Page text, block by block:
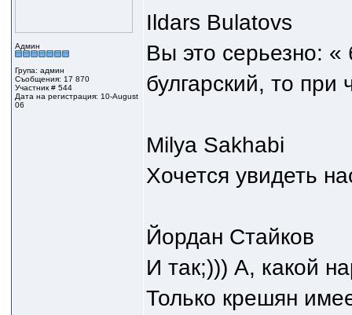
Админ
Група: админ
Съобщения: 17 870
Участник # 544
Дата на регистрация: 10-August
06
Ildars Bulatovs
Вы это серьезно: «
булгарский, то
Milya Sakhabi
Хочется увидеть
Йордан Стайков
И так;))) А, какой
Только крешян